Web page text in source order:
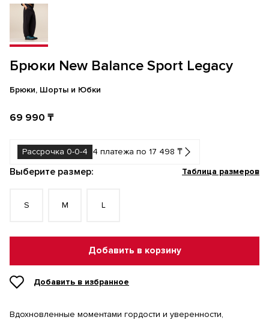
Брюки New Balance Sport Legacy
Брюки, Шорты и Юбки
69 990 ₸
Рассрочка 0-0-4 4 платежа по 17 498 ₸
Выберите размер: Таблица размеров
S M L
Добавить в корзину
Добавить в избранное
Вдохновленные моментами гордости и уверенности,